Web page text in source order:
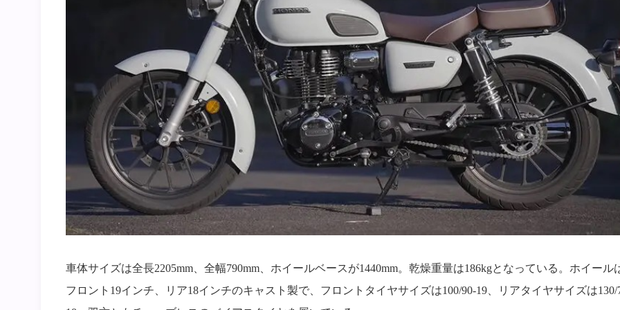
車体サイズは全長2205mm、全幅790mm、ホイールベースが1440mm。乾燥重量は186kgとなっている。ホイール
フロント19インチ、リア18インチのキャスト製で、フロントタイヤサイズは100/90-19、リアタイヤサイズは130/